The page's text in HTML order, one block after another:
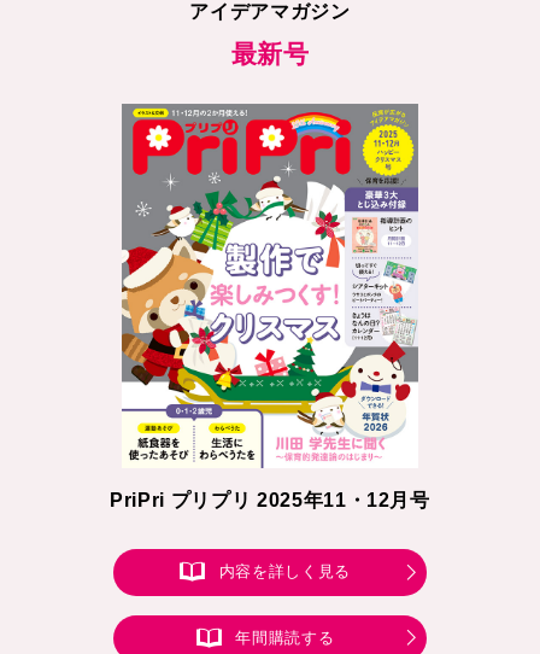
アイデアマガジン
最新号
PriPri プリプリ 2025年11・12月号
内容を詳しく見る
年間購読する